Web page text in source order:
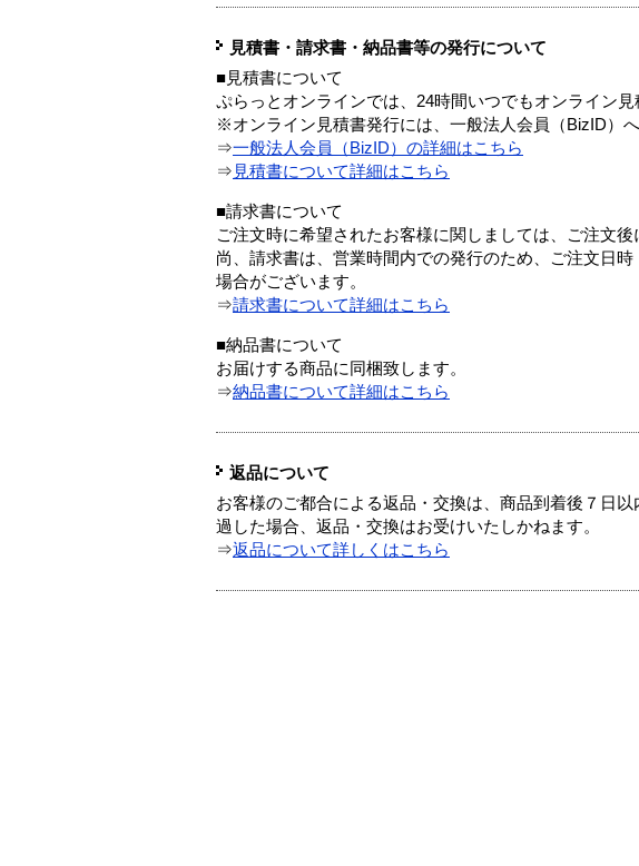
見積書・請求書・納品書等の発行について
■見積書について
ぷらっとオンラインでは、24時間いつでもオンライン見
※オンライン見積書発行には、一般法人会員（BizID）へ
⇒一般法人会員（BizID）の詳細はこちら
⇒ 見積書について詳細はこちら
■請求書について
ご注文時に希望されたお客様に関しましては、ご注文後
尚、請求書は、営業時間内での発行のため、ご注文日
場合がございます。
⇒請求書について詳細はこちら
■納品書について
お届けする商品に同梱致します。
⇒納品書について詳細はこちら
返品について
お客様のご都合による返品・交換は、商品到着後７日
過した場合、返品・交換はお受けいたしかねます。
⇒返品について詳しくはこちら